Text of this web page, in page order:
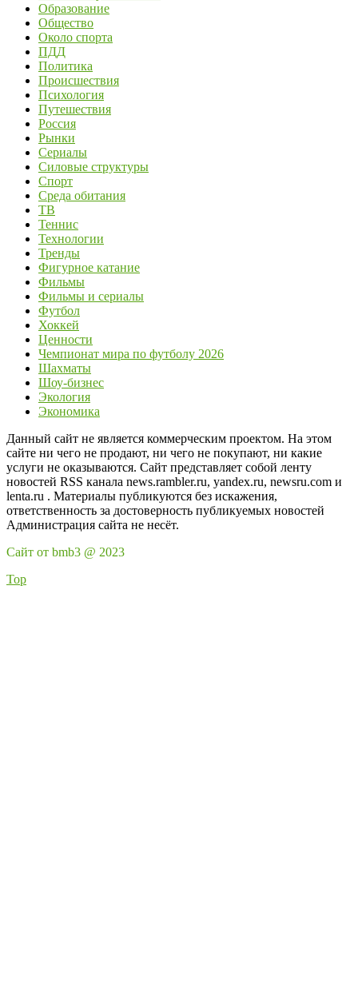
Образование
Общество
Около спорта
ПДД
Политика
Происшествия
Психология
Путешествия
Россия
Рынки
Сериалы
Силовые структуры
Спорт
Среда обитания
ТВ
Теннис
Технологии
Тренды
Фигурное катание
Фильмы
Фильмы и сериалы
Футбол
Хоккей
Ценности
Чемпионат мира по футболу 2026
Шахматы
Шоу-бизнес
Экология
Экономика
Данный сайт не является коммерческим проектом. На этом
сайте ни чего не продают, ни чего не покупают, ни какие
услуги не оказываются. Сайт представляет собой ленту
новостей RSS канала news.rambler.ru, yandex.ru, newsru.com и
lenta.ru . Материалы публикуются без искажения,
ответственность за достоверность публикуемых новостей
Администрация сайта не несёт.
Сайт от bmb3 @ 2023
Top